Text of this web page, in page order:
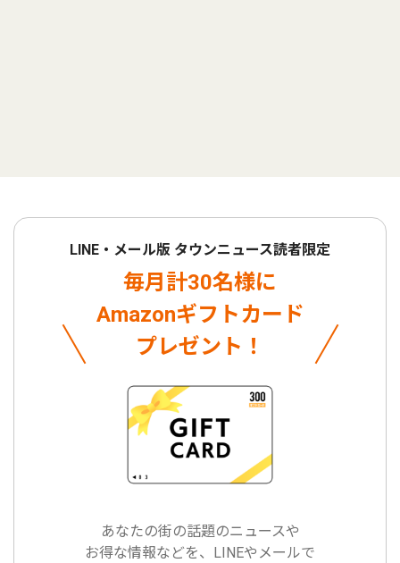
LINE・メール版 タウンニュース読者限定
毎月計30名様に
Amazonギフトカード
プレゼント！
あなたの街の話題のニュースや
お得な情報などを、LINEやメールで